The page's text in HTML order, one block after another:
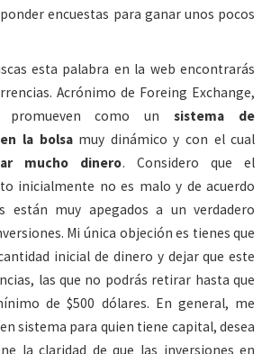
encuestas para ganar unos pocos
esta palabra en la web encontrarás
Acrónimo de Foreing Exchange,
promueven como unsistema de
la bolsamuy dinámico y con el cual
mucho dinero. Considero que el
inicialmente no es malo y de acuerdo
están muy apegados a un verdadero
Mi única objeción es tienes que
inicial de dinero y dejar que este
las que no podrás retirar hasta que
de $500 dólares. En general, me
sistema para quien tiene capital, desea
la claridad de que las inversiones en